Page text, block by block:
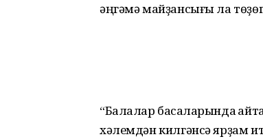
әңгәмә майҙансығы ла
“Балалар баҡсаларында
хәлемдән килгәнсә ярҙам